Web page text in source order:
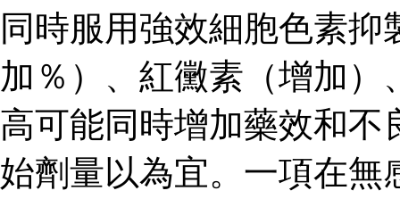
同時服用強效細胞色素
加％）、紅黴素（增加
高可能同時增加藥效和不
始劑量以為宜。一項在無